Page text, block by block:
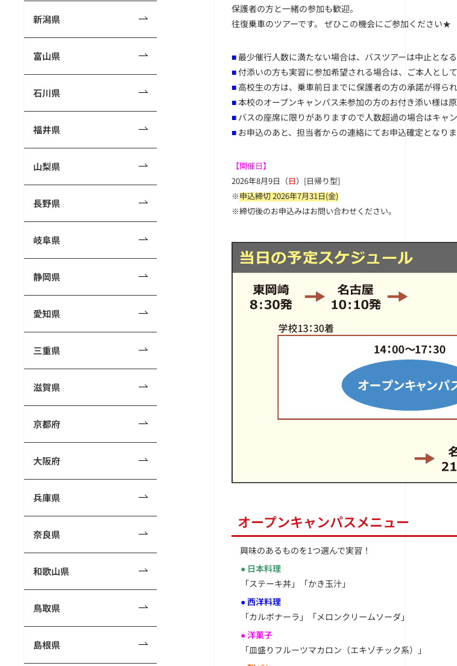
新潟県
富山県
石川県
福井県
山梨県
長野県
岐阜県
静岡県
愛知県
三重県
滋賀県
京都府
大阪府
兵庫県
奈良県
和歌山県
鳥取県
島根県
保護者の方と一緒の参加も歓迎。
往復乗車のツアーです。 ぜひこの機会にご参加ください★
■最少催行人数に満たない場合は、バスツアーは中止となる
■付添いの方も実習に参加希望される場合は、ご本人とし
■ 高校生の方は、乗車前日までに保護者の方の承諾が得ら
■本校のオープンキャンパス未参加の方のお付き添い様は
■ バスの座席に限りがありますので人数超過の場合はキャ
■ お申込のあと、担当者からの連絡にてお申込確定となりま
【開催日】
2026年8月9日（日）[日帰り型]
※申込締切 2026年7月31日(金)
※締切後のお申込みはお問い合わせください。
オープンキャンパスメニュー
興味のあるものを1つ選んで実習！
● 日本料理
「ステーキ丼」「かき玉汁」
● 西洋料理
「カルボナーラ」「メロンクリームソーダ」
● 洋菓子
「皿盛りフルーツマカロン（エキゾチック系）」